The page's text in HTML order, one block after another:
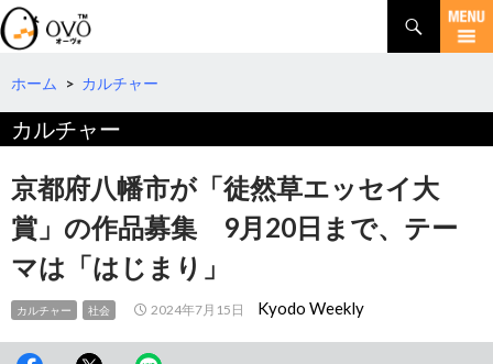
検
索
コ
テ
ツ
へ
移
動
ホーム > カルチャー
カルチャー
京都府八幡市が「徒然草エッセイ大
賞」の作品募集 9月20日まで、テー
マは「はじまり」
カルチャー 社会 2024年7月15日 Kyodo Weekly